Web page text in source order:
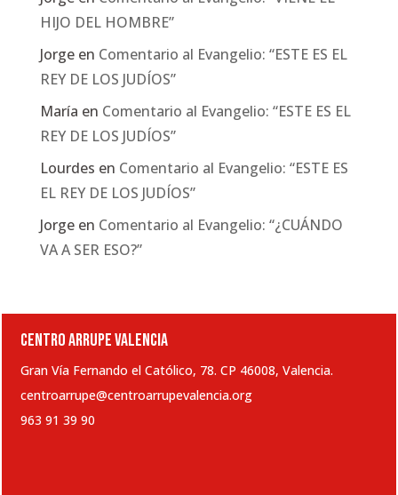
HIJO DEL HOMBRE”
Jorgeen Comentario al Evangelio: “ESTE ES EL
REY DE LOS JUDÍOS”
María en Comentario al Evangelio: “ESTE ES EL
REY DE LOS JUDÍOS”
Lourdes en Comentario al Evangelio: “ESTE ES
EL REY DE LOS JUDÍOS”
Jorgeen Comentario al Evangelio: “¿CUÁNDO
VA A SER ESO?”
CENTRO ARRUPE VALENCIA
Gran Vía Fernando el Católico, 78. CP 46008, Valencia.
centroarrupe@centroarrupevalencia.org
963 91 39 90